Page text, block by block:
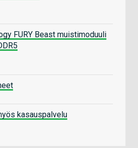
FURY Beast muistimoduuli
kasauspalvelu